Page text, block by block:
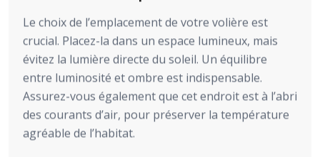
Le choix de l’emplacement de votre volière est
crucial. Placez-la dans un espace lumineux, mais
évitez la lumière directe du soleil. Un équilibre
entre luminosité et ombre est indispensable.
Assurez-vous également que cet endroit est à l’abri
des courants d’air, pour préserver la température
agréable de l’habitat.